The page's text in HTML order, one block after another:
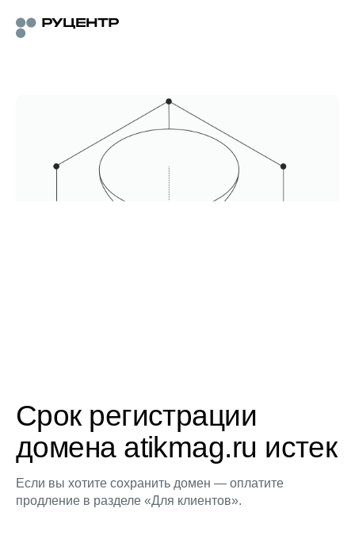
Срок регистрации
домена atikmag.ru истек
Если вы хотите сохранить домен — оплатите
продление в разделе «Для клиентов».